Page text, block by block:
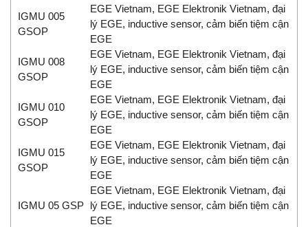
IGMU 005
GSOP
EGE Vietnam, EGE Elektronik Vietnam, đại
lý EGE, inductive sensor, cảm biến tiệm cận
EGE
IGMU 008
GSOP
EGE Vietnam, EGE Elektronik Vietnam, đại
lý EGE, inductive sensor, cảm biến tiệm cận
EGE
IGMU 010
GSOP
EGE Vietnam, EGE Elektronik Vietnam, đại
lý EGE, inductive sensor, cảm biến tiệm cận
EGE
IGMU 015
GSOP
EGE Vietnam, EGE Elektronik Vietnam, đại
lý EGE, inductive sensor, cảm biến tiệm cận
EGE
IGMU 05 GSP
EGE Vietnam, EGE Elektronik Vietnam, đại
lý EGE, inductive sensor, cảm biến tiệm cận
EGE